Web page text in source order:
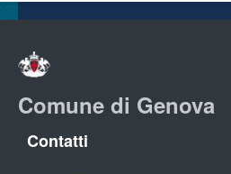
Comune di Genova
Contatti